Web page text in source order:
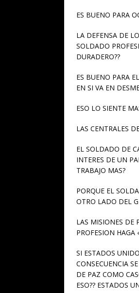
ES BUENO PARA
LA DEFENSA DE
SOLDADO
DURADERO??
ES BUENO PARA
EN SI VA EN
ESO LO SIENTE
LAS CENTRALES
EL SOLDADO DE
INTERES DE UN
TRABAJO MAS?
PORQUE EL
OTRO LADO DEL
LAS MISIONES DE
PROFESION HAGA
SI ESTADOS
CONSECUENCIA
DE PAZ COMO
ESO?? ESTADOS